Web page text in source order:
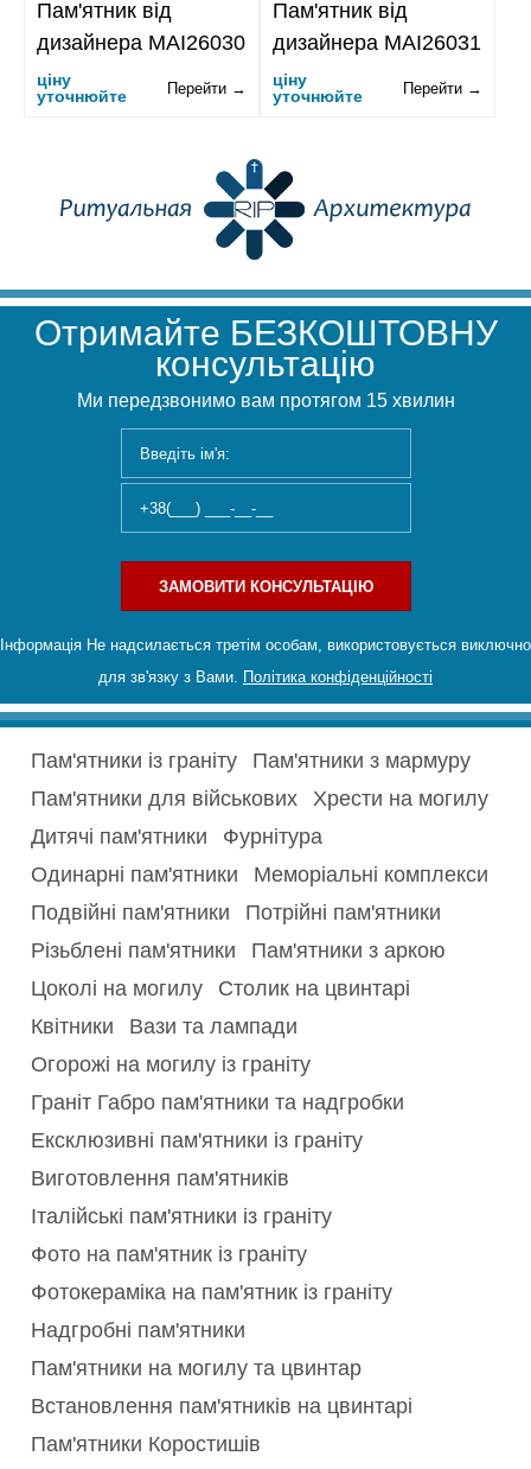
Пам'ятник від
дизайнера MAI26030
ціну
уточнюйте
Перейти →
Пам'ятник від
дизайнера MAI26031
ціну
уточнюйте
Перейти →
Отримайте БЕЗКОШТОВНУ
консультацію
Ми передзвонимо вам протягом 15 хвилин
ЗАМОВИТИ КОНСУЛЬТАЦІЮ
Інформація Не надсилається третім особам, використовується виключно
для зв'язку з Вами. Політика конфіденційності
Пам'ятники із граніту
Пам'ятники з мармуру
Пам'ятники для військових
Хрести на могилу
Дитячі пам'ятники
Фурнітура
Одинарні пам'ятники
Меморіальні комплекси
Подвійні пам'ятники
Потрійні пам'ятники
Різьблені пам'ятники
Пам'ятники з аркою
Цоколі на могилу
Столик на цвинтарі
Квітники
Вази та лампади
Огорожі на могилу із граніту
Граніт Габро пам'ятники та надгробки
Ексклюзивні пам'ятники із граніту
Виготовлення пам'ятників
Італійські пам'ятники із граніту
Фото на пам'ятник із граніту
Фотокераміка на пам'ятник із граніту
Надгробні пам'ятники
Пам'ятники на могилу та цвинтар
Встановлення пам'ятників на цвинтарі
Пам'ятники Коростишів